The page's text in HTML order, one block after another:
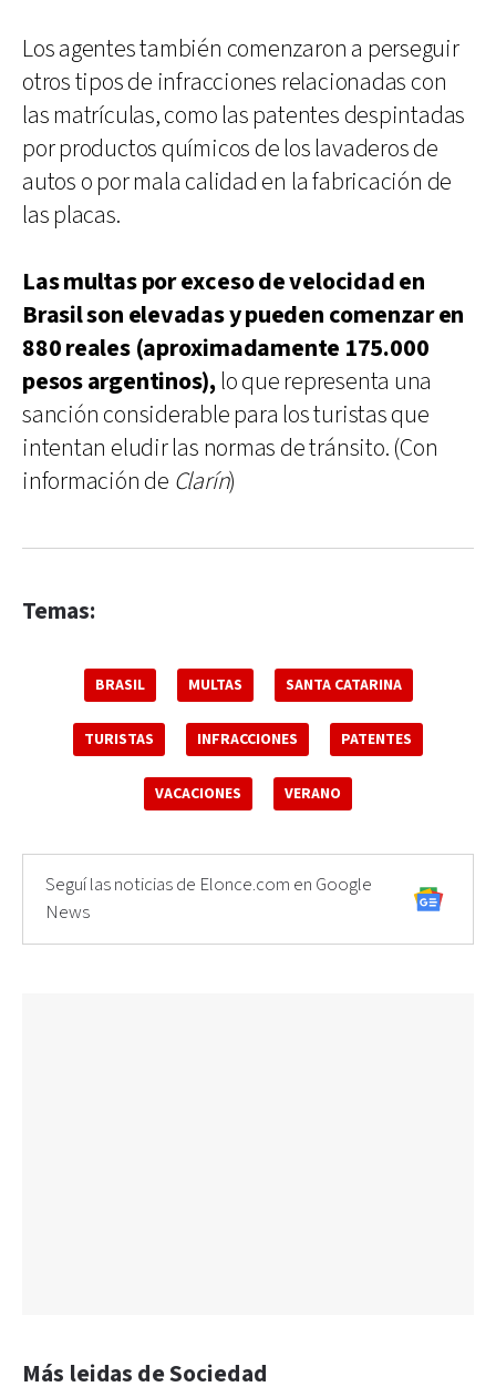
Los agentes también comenzaron a perseguir
otros tipos de infracciones relacionadas con
las matrículas, como las patentes despintadas
por productos químicos de los lavaderos de
autos o por mala calidad en la fabricación de
las placas.
Las multas por exceso de velocidad en
Brasil son elevadas y pueden comenzar en
880 reales (aproximadamente 175.000
pesos argentinos),lo que representa una
sanción considerable para los turistas que
intentan eludir las normas de tránsito. (Con
información de Clarín)
Temas:
BRASIL MULTAS SANTA CATARINA
TURISTAS INFRACCIONES PATENTES
VACACIONES VERANO
Seguí las noticias de Elonce.com en Google
News
Más leidas de Sociedad